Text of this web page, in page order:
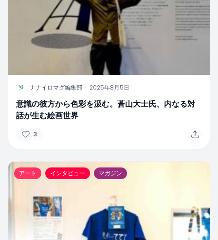
N ナナイロマグ編集部 · 2025年8月5日
意識の彼方から色彩を汲む。蒼山大士氏、内なる対
話が生む絵画世界
3
アート インタビュー マガジン